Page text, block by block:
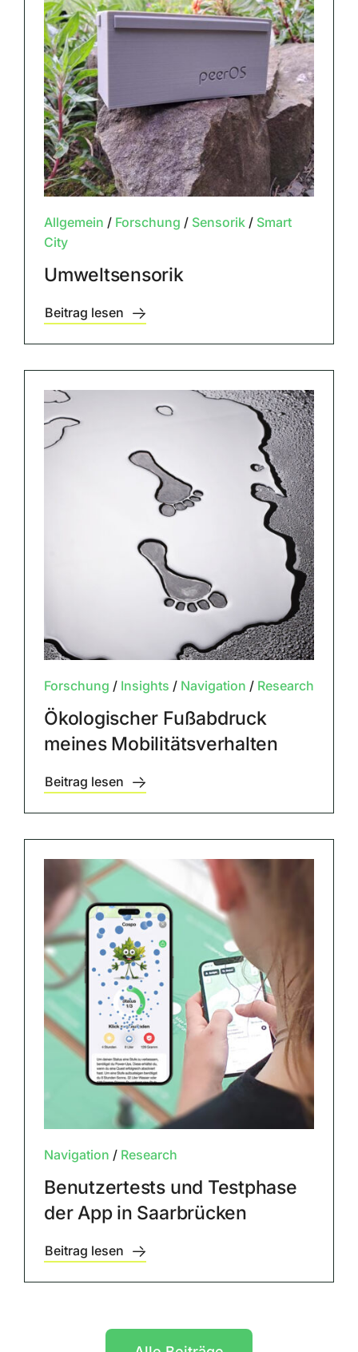
Allgemein / Forschung / Sensorik/ Smart
City
Umweltsensorik
Beitrag lesen
Forschung / Insights / Navigation / Research
Ökologischer Fußabdruck
meines Mobilitätsverhalten
Beitrag lesen
Navigation / Research
Benutzertests und Testphase
der App in Saarbrücken
Beitrag lesen